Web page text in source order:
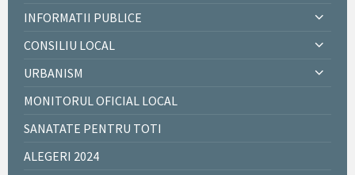
INFORMATII PUBLICE
CONSILIU LOCAL
URBANISM
MONITORUL OFICIAL LOCAL
SANATATE PENTRU TOTI
ALEGERI 2024